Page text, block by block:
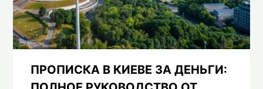
ПРОПИСКА В КИЕВЕ ЗА ДЕНЬГИ: